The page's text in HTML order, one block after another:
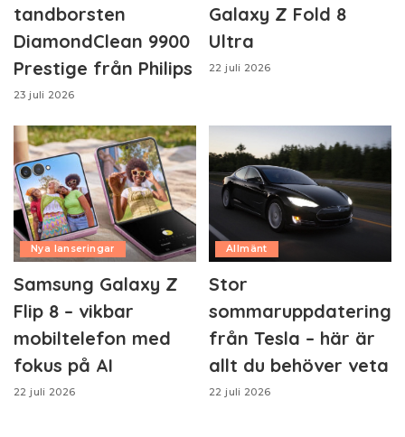
tandborsten
DiamondClean 9900
Prestige från Philips
23 juli 2026
Galaxy Z Fold 8
Ultra
22 juli 2026
Nya lanseringar
Samsung Galaxy Z
Flip 8 – vikbar
mobiltelefon med
fokus på AI
22 juli 2026
Allmänt
Stor
sommaruppdatering
från Tesla – här är
allt du behöver veta
22 juli 2026